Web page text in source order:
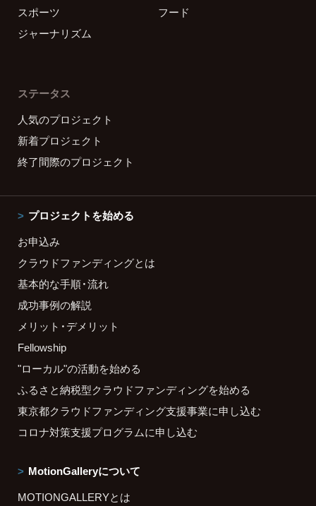
スポーツ
フード
ジャーナリズム
ステータス
人気のプロジェクト
新着プロジェクト
終了間際のプロジェクト
プロジェクトを始める
お申込み
クラウドファンディングとは
基本的な手順・流れ
成功事例の解説
メリット・デメリット
Fellowship
"ローカル"の活動を始める
ふるさと納税型クラウドファンディングを始める
東京都クラウドファンディング支援事業に申し込む
コロナ対策支援プログラムに申し込む
MotionGalleryについて
MOTIONGALLERYとは